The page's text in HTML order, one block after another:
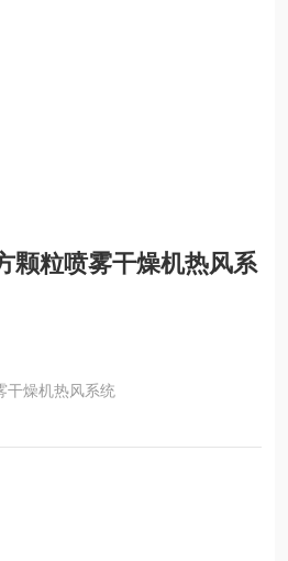
颗粒喷雾干燥机热风系
干燥机热风系统
风系统
效过滤，净化空气达到D级洁净区标
级为中效框架式过滤器，第三级为耐
过滤器应耐受300℃高温；第三级过